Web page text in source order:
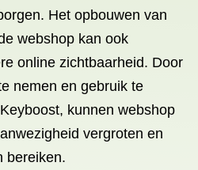
Het opbouwen van
webshop kan ook
online zichtbaarheid. Door
nemen en gebruik te
kunnen webshop
vergroten en
bereiken.